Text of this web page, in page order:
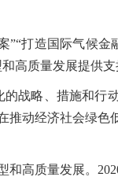
打造国际气候金
高质量发展提供支
战略、措施和行
推动经济社会绿色
高质量发展。